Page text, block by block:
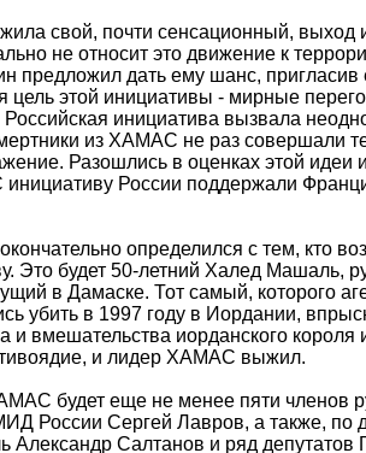
свой, почти сенсационный, выход
не относит это движение к
предложил дать ему шанс, пригласив
цель этой инициативы - мирные
инициатива вызвала
из ХАМАС не раз совершали
Разошлись в оценках этой
инициативу России поддержали
определился с тем, кто
Это будет 50-летний Халед Машаль,
в Дамаске. Тот самый, которого
убить в 1997 году в Иордании,
и вмешательства иорданского короля
и лидер ХАМАС выжил.
будет еще не менее пяти членов
России Сергей Лавров, а также,
Александр Салтанов и ряд депутатов